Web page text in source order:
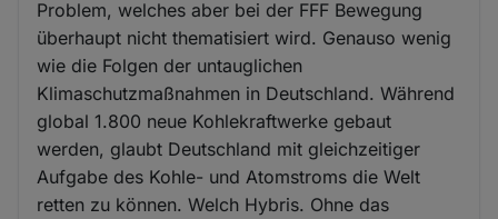
Problem, welches aber bei der FFF Bewegung
überhaupt nicht thematisiert wird. Genauso wenig
wie die Folgen der untauglichen
Klimaschutzmaßnahmen in Deutschland. Während
global 1.800 neue Kohlekraftwerke gebaut
werden, glaubt Deutschland mit gleichzeitiger
Aufgabe des Kohle- und Atomstroms die Welt
retten zu können. Welch Hybris. Ohne das